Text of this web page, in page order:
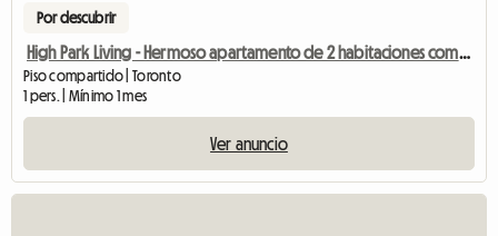
Por descubrir
High Park Living - Hermoso apartamento de 2 habitaciones compartido
Piso compartido | Toronto
1 pers. | Mínimo 1 mes
Ver anuncio